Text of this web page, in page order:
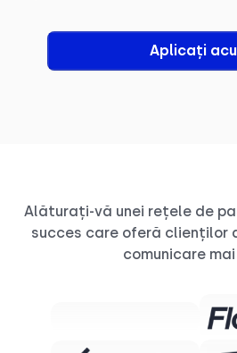
Aplicați
Alăturați-vă unei rețele de
succes care oferă clienților
comunicare mai